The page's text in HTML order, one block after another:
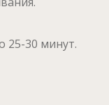
25-30 минут.